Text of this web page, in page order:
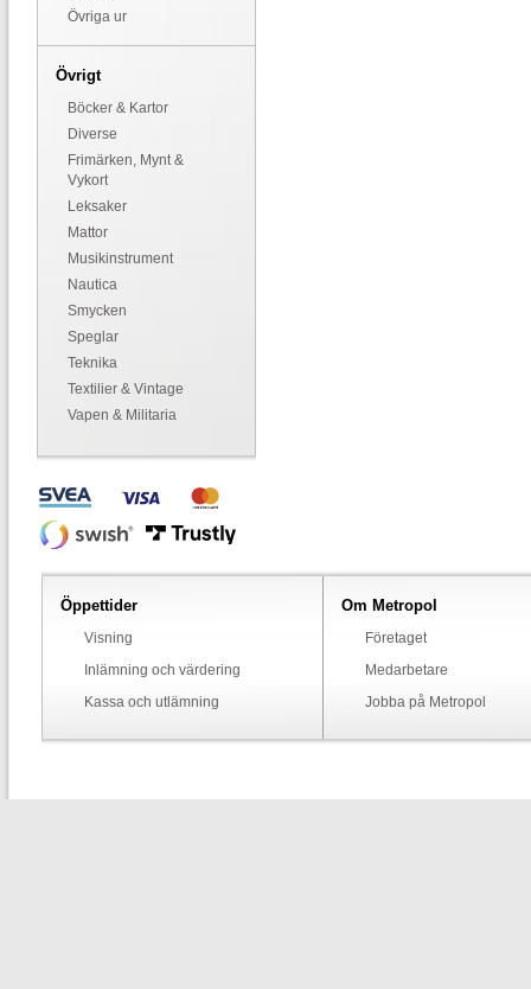
Övriga ur
Övrigt
Böcker & Kartor
Diverse
Frimärken, Mynt &
Vykort
Leksaker
Mattor
Musikinstrument
Nautica
Smycken
Speglar
Teknika
Textilier & Vintage
Vapen & Militaria
Öppettider
Visning
Inlämning och värdering
Kassa och utlämning
Om Metropol
Företaget
Medarbetare
Jobba på Metropol